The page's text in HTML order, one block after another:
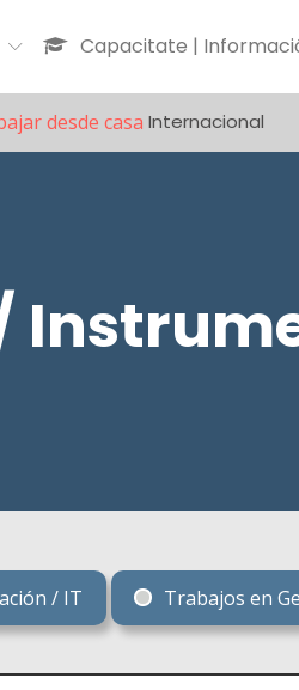
Capacitate |
Internacional
/ IT Trabajos en